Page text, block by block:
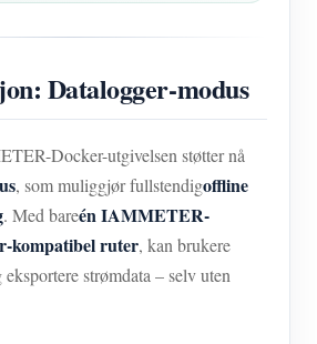
Datalogger-modus
Docker-utgivelsen støtter nå
, som muliggjør fullstendigoffline
. Med bareén IAMMETER-
kompatibel ruter, kan brukere
strømdata – selv uten